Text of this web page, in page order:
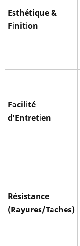
Esthétique &
Finition
Facilité
d'Entretien
Résistance
(Rayures/Taches)